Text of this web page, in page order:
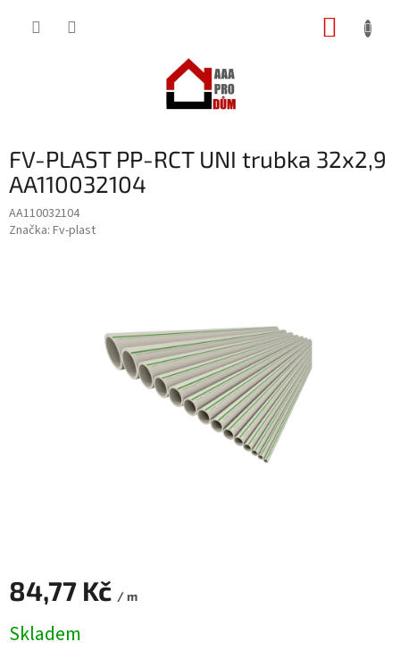
FV-PLAST PP-RCT UNI trubka 32x2,9
AA110032104
AA110032104
Značka: Fv-plast
84,77 Kč / m
cena:
Skladem